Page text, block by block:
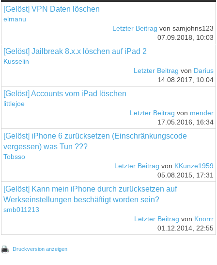
[Gelöst] VPN Daten löschen
elmanu
Letzter Beitrag von samjohns123
07.09.2018, 10:03
[Gelöst] Jailbreak 8.x.x löschen auf iPad 2
Kusselin
Letzter Beitrag von Darius
14.08.2017, 10:04
[Gelöst] Accounts vom iPad löschen
littlejoe
Letzter Beitrag von mender
17.05.2016, 16:34
[Gelöst] iPhone 6 zurücksetzen (Einschränkungscode
vergessen) was Tun ???
Tobsso
Letzter Beitrag von KKunze1959
05.08.2015, 17:31
[Gelöst] Kann mein iPhone durch zurücksetzen auf
Werkseinstellungen beschäftigt worden sein?
smb011213
Letzter Beitrag von Knorrr
01.12.2014, 22:55
Druckversion anzeigen